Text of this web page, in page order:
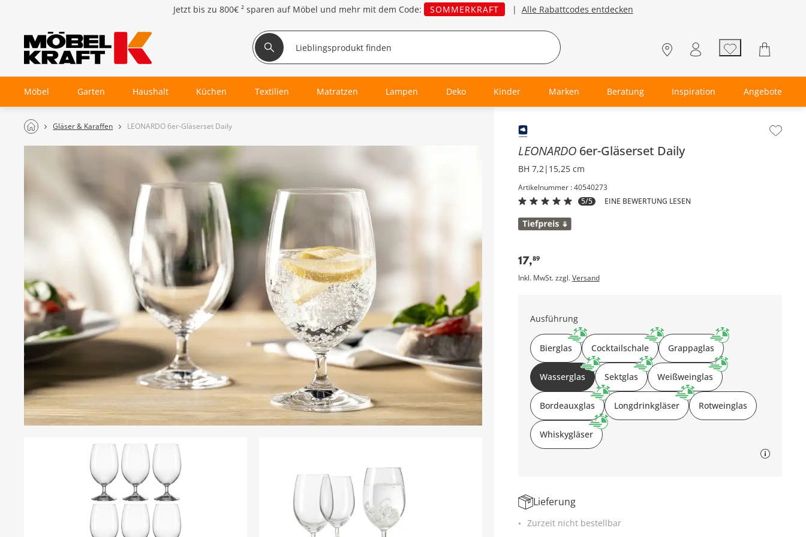
Jetzt bis zu 800€ ² sparen auf Möbel und mehr mit dem Code: SOMMERKRAFT | Alle Rabattcodes entdecken
Möbel Garten Haushalt Küchen Textilien Matratzen Lampen Deko Kinder Marken Beratung Inspiration Angebote
Gläser & Karaffen LEONARDO 6er-Gläserset Daily Inhalt der Seitenleiste überspringen - Zum Seitenende
LEONARDO 6er-Gläserset Daily
BH 7,2|15,25 cm
Artikelnummer : 40540273
5/5
EINE BEWERTUNG LESEN
17,89
Inkl. MwSt. zzgl.Versand
Ausführung
Bierglas Cocktailschale Grappaglas
Wasserglas Sektglas Weißweinglas
Bordeauxglas Longdrinkgläser Rotweinglas
Whiskygläser
Lieferung
Zurzeit nicht bestellbar